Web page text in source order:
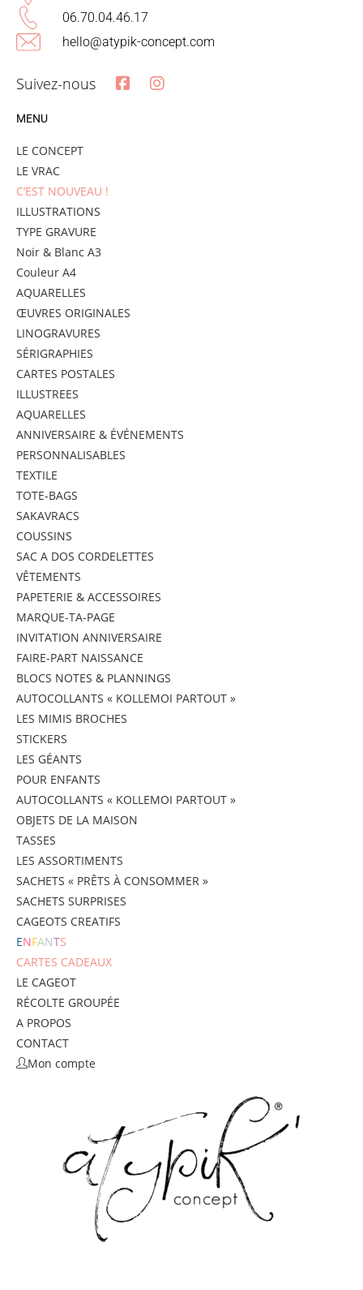
06.70.04.46.17
hello@atypik-concept.com
Suivez-nous
MENU
LE CONCEPT
LE VRAC
C’EST NOUVEAU !
ILLUSTRATIONS
TYPE GRAVURE
Noir & Blanc A3
Couleur A4
AQUARELLES
ŒUVRES ORIGINALES
LINOGRAVURES
SÉRIGRAPHIES
CARTES POSTALES
ILLUSTREES
AQUARELLES
ANNIVERSAIRE & ÉVÉNEMENTS
PERSONNALISABLES
TEXTILE
TOTE-BAGS
SAKAVRACS
COUSSINS
SAC A DOS CORDELETTES
VÊTEMENTS
PAPETERIE & ACCESSOIRES
MARQUE-TA-PAGE
INVITATION ANNIVERSAIRE
FAIRE-PART NAISSANCE
BLOCS NOTES & PLANNINGS
AUTOCOLLANTS « KOLLEMOI PARTOUT »
LES MIMIS BROCHES
STICKERS
LES GÉANTS
POUR ENFANTS
AUTOCOLLANTS « KOLLEMOI PARTOUT »
OBJETS DE LA MAISON
TASSES
LES ASSORTIMENTS
SACHETS « PRÊTS À CONSOMMER »
SACHETS SURPRISES
CAGEOTS CREATIFS
ENFANTS
CARTES CADEAUX
LE CAGEOT
RÉCOLTE GROUPÉE
A PROPOS
CONTACT
Mon compte